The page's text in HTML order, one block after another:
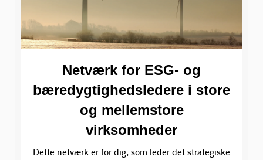
Netværk for ESG- og
bæredygtighedsledere i store
og mellemstore
virksomheder
Dette netværk er for dig, som leder det strategiske